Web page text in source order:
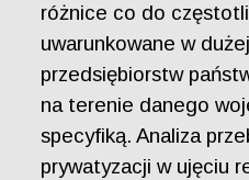
różnice co do
uwarunkowane w
przedsiębiorstw
na terenie danego
specyfiką. Analiza
prywatyzacji w ujęciu